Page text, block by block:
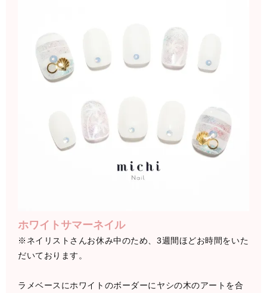
ホワイトサマーネイル
※ネイリストさんお休み中のため、3週間ほどお時間をいた
だいております。
ラメベースにホワイトのボーダーにヤシの木のアートを合